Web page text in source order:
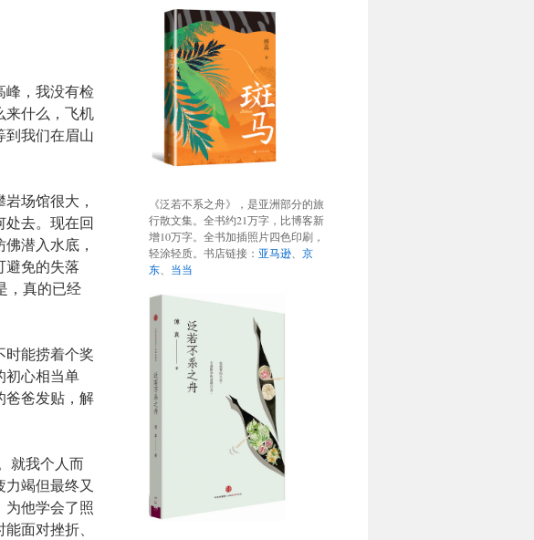
峰，我没有检
来什么，飞机
到我们在眉山
场馆很大，
处去。现在回
潜入水底，
避免的失落
，真的已经
时能捞着个奖
初心相当单
爸爸发贴，解
就我个人而
竭但最终又
他学会了照
面对挫折、
《泛若不系之舟》，是亚洲部分的旅
行散文集。全书约21万字，比博客新
增10万字。全书加插照片四色印刷，
轻涂轻质。书店链接： 亚马逊
京
东
当当